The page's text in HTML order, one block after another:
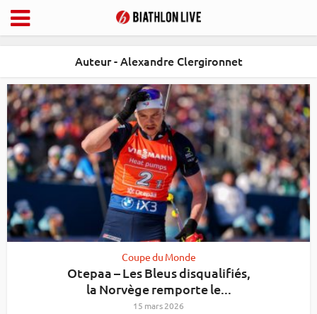
Auteur - Alexandre Clergironnet
Coupe du Monde
Otepaa – Les Bleus disqualifiés,
la Norvège remporte le...
15 mars 2026